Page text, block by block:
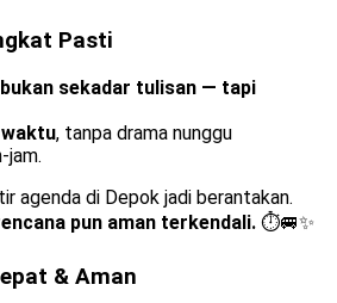
Pasti
sekadar tulisan — tapi
, tanpa drama nunggu
jam.
agenda di Depok jadi berantakan.
pun aman terkendali. ⏱️🚐✨
& Aman